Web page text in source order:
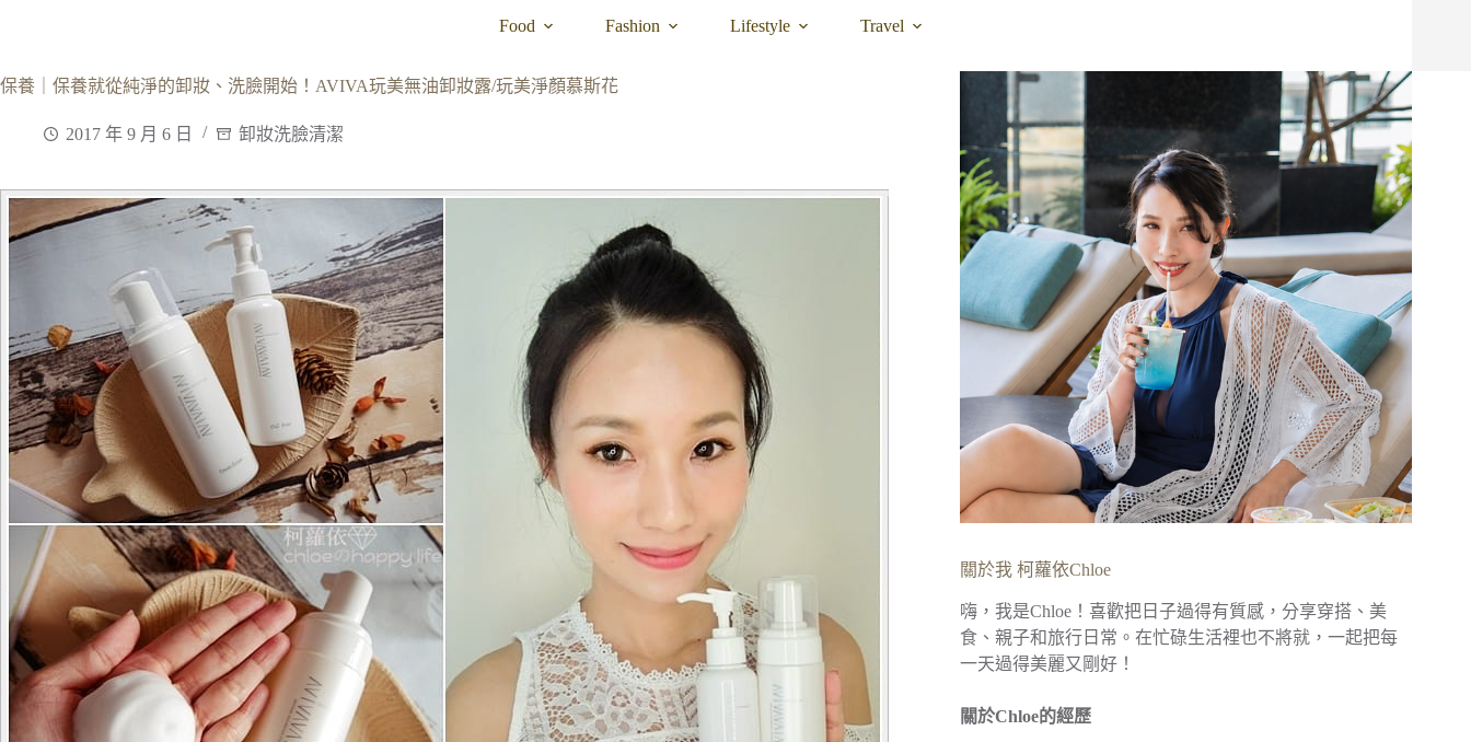
Food Fashion Lifestyle Travel
保養｜保養就從純淨的卸妝、洗臉開始！AVIVA玩美無油卸妝露/玩美淨顏慕斯花
2017 年 9 月 6 日 卸妝洗臉清潔
關於我 柯蘿依Chloe
嗨，我是Chloe！喜歡把日子過得有質感，分享穿搭、美
食、親子和旅行日常。在忙碌生活裡也不將就，一起把每
一天過得美麗又剛好！
關於Chloe的經歷